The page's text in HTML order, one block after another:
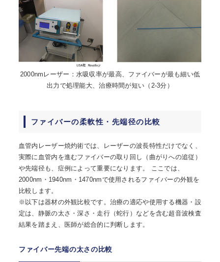
2000nmレーザー：水吸収率が最高、ファイバーが最も細い低
出力で処理能大、治療時間が短い（2-3分）
ファイバーの柔軟性・先端径の比較
血管内レーザー焼灼術では、レーザーの波長特性だけでなく、
実際に血管内を進むファイバーの取り回し（曲がりへの追従）
や先端径も、症例によって重要になります。 ここでは、
2000nm・1940nm・1470nmで使用されるファイバーの外観を
比較します。
※以下は器材の外観比較です。治療の適応や使用する機器・設
定は、静脈の太さ・深さ・走行（蛇行）などを含む超音波検査
結果を踏まえ、医師が総合的に判断します。
ファイバー先端の太さの比較